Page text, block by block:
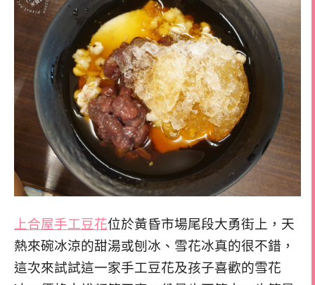
上合屋手工豆花位於黃昏市場尾段大勇街上，天
熱來碗冰涼的甜湯或刨冰、雪花冰真的很不錯，
這次來試試這一家手工豆花及孩子喜歡的雪花